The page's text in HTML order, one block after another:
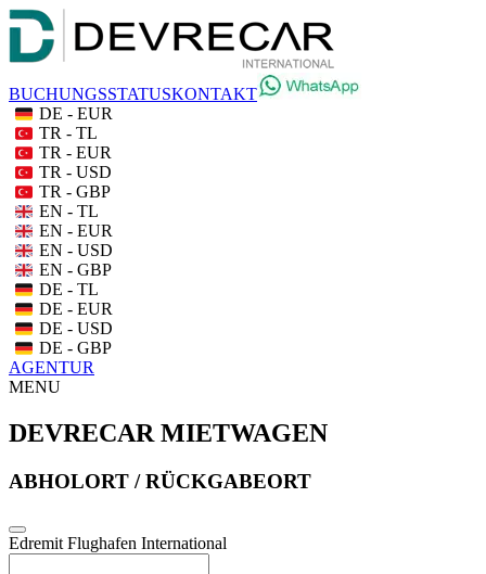
BUCHUNGSSTATUSKONTAKT
DE - EUR
TR - TL
TR - EUR
TR - USD
TR - GBP
EN - TL
EN - EUR
EN - USD
EN - GBP
DE - TL
DE - EUR
DE - USD
DE - GBP
AGENTUR
MENU
DEVRECAR MIETWAGEN
ABHOLORT / RÜCKGABEORT
Edremit Flughafen International